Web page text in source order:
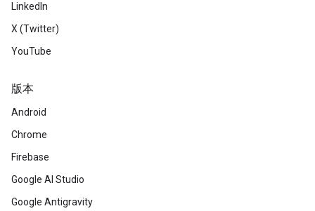
LinkedIn
X (Twitter)
YouTube
版本
Android
Chrome
Firebase
Google AI Studio
Google Antigravity